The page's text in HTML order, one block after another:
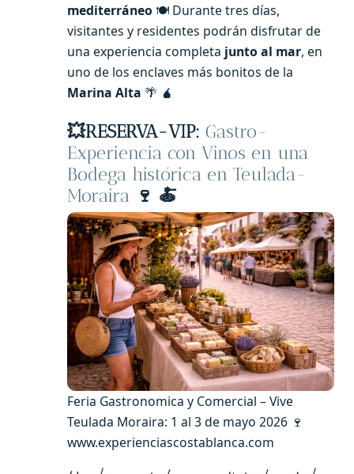
mediterráneo 🍽️ Durante tres días,
visitantes y residentes podrán disfrutar de
una experiencia completa junto al mar, en
uno de los enclaves más bonitos de la
Marina Alta 🌴 🧉
💥RESERVA-VIP: Gastro-
Experiencia con Vinos en una
Bodega histórica en Teulada-
Moraira 🍷 🍝
Feria Gastronomica y Comercial – Vive
Teulada Moraira: 1 al 3 de mayo 2026 🍷
www.experienciascostablanca.com